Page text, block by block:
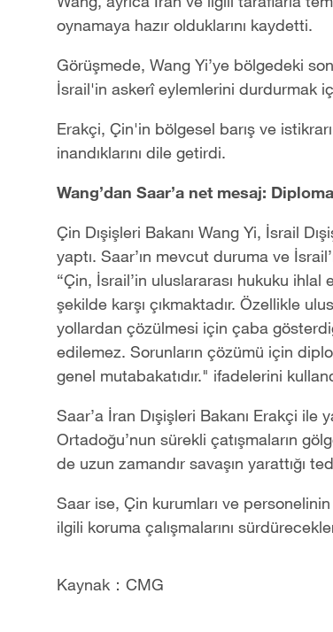
oynamaya‌ hazır olduklarını kaydetti.
Görüşmede, Wang Yi’ye bölgedeki
İsrail'in askerî eylemlerini durdurmak
Erakçi, Çin'in bölgesel barış ve
inandıklarını dile getirdi.
Wang’dan Saar’a net mesaj:
Çin Dışişleri Bakanı Wang Yi, İsrail
yaptı. Saar’ın mevcut duruma ve
“Çin, İsrail’in ‌uluslararası hukuku
şekilde karşı çıkmaktadır.‌ Özellikle
yollardan çözülmesi için çaba
edilemez.‌ Sorunların çözümü için
genel mutabakatıdır.‌" ifadelerini
Saar’a İran Dışişleri Bakanı Erakçi ile
‌Ortadoğu’nun sürekli çatışmaların
de uzun zamandır savaşın yarattığı
Saar ise, ‌Çin kurumları ve
ilgili koruma çalışmalarını
Kaynak：CMG